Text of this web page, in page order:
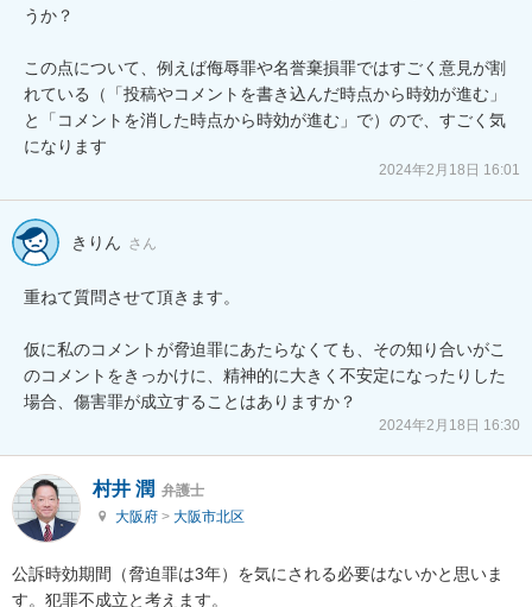
うか？
この点について、例えば侮辱罪や名誉棄損罪ではすごく意見が割
れている（「投稿やコメントを書き込んだ時点から時効が進む」
と「コメントを消した時点から時効が進む」で）ので、すごく気
になります
2024年2月18日 16:01
きりん さん
重ねて質問させて頂きます。
仮に私のコメントが脅迫罪にあたらなくても、その知り合いがこ
のコメントをきっかけに、精神的に大きく不安定になったりした
場合、傷害罪が成立することはありますか？
2024年2月18日 16:30
村井 潤 弁護士
大阪府 > 大阪市北区
公訴時効期間（脅迫罪は3年）を気にされる必要はないかと思いま
す。犯罪不成立と考えます。